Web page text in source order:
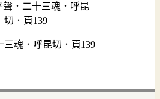
三魂．呼昆切．頁139